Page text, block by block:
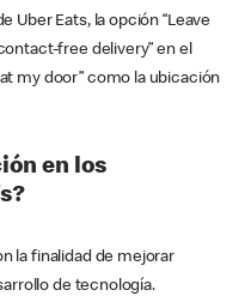
Uber Eats, la opción “Leave
free delivery” en el
my door” como la ubicación
en los
la finalidad de mejorar
de tecnología.